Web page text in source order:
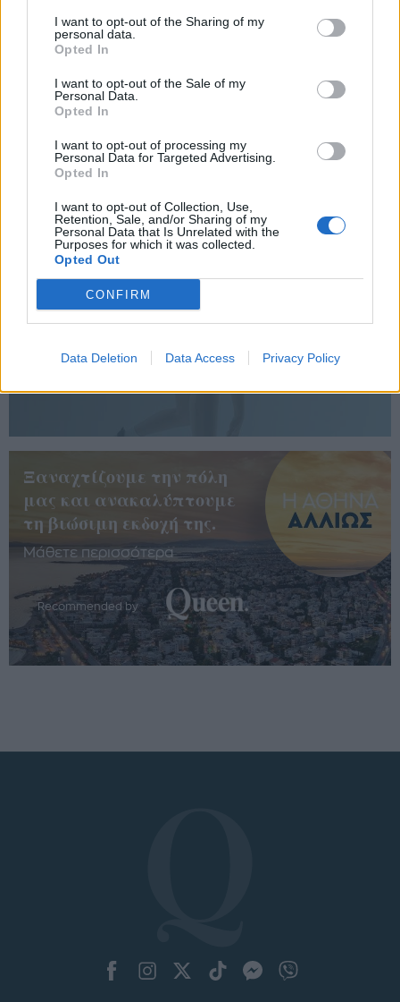
I want to opt-out of the Sharing of my
personal data.
Opted In
I want to opt-out of the Sale of my
Personal Data.
Opted In
I want to opt-out of processing my
Personal Data for Targeted Advertising.
Opted In
I want to opt-out of Collection, Use,
Retention, Sale, and/or Sharing of my
Personal Data that Is Unrelated with the
Purposes for which it was collected.
Opted Out
CONFIRM
Data Deletion Data Access Privacy Policy
Κέρδισε διπλές προσκλήσεις για τη μεγάλη συναυλία
των ΝΙΝΟ & ΖΟΖΕΦΙΝ στο CT Garden στο Γαλάτσι!
It’s Your Turn II να τολμήσεις και να κάνεις δικό σου
το πιο μυστηριώδες άρωμα της σεζόν
Keep her in the game
η μεγαλύτερη δύναμη μίας
Ξαναχτίζουμε την πόλη
μας και ανακαλύπτουμε
τη βιώσιμη εκδοχή της.
Μάθετε περισσότερα
Recommended by